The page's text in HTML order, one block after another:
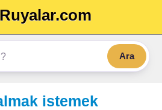
Ara
istemek